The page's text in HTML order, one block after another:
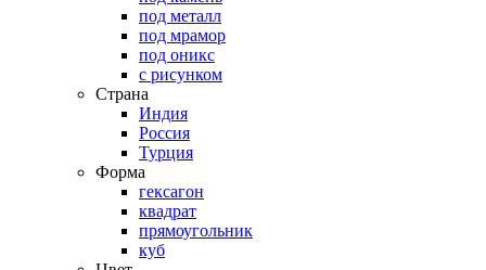
под металл
под мрамор
под оникс
с рисунком
Страна
Индия
Россия
Турция
Форма
гексагон
квадрат
прямоугольник
куб